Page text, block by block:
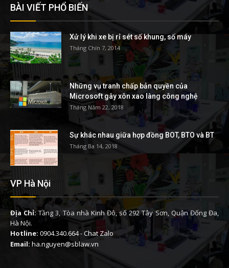
BÀI VIẾT PHỔ BIẾN
Xử lý khi xe bị rỉ sét số khung, số máy
Tháng Chín 7, 2014
Những vụ tranh chấp bản quyền của
Microsoft gây xôn xao làng công nghệ
Tháng Năm 22, 2018
Sự khác nhau giữa hợp đồng BOT, BTO và BT
Tháng Ba 14, 2018
VP Hà Nội
Địa Chỉ: Tầng 3, Tòa nhà Kinh Đô, số 292 Tây Sơn, Quận Đống Đa,
Hà Nội.
Hotline: 0904.340.664-Chat Zalo
Email: ha.nguyen@sblaw.vn